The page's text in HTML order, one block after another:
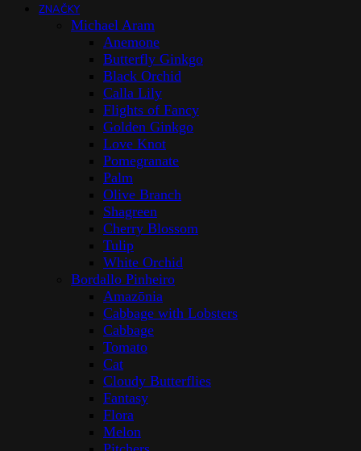
ZNAČKY
Michael Aram
Anemone
Butterfly Ginkgo
Black Orchid
Calla Lily
Flights of Fancy
Golden Ginkgo
Love Knot
Pomegranate
Palm
Olive Branch
Shagreen
Cherry Blossom
Tulip
White Orchid
Bordallo Pinheiro
Amazōnia
Cabbage with Lobsters
Cabbage
Tomato
Cat
Cloudy Butterflies
Fantasy
Flora
Melon